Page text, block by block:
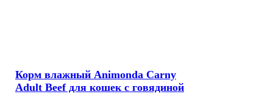
Корм влажный Animonda Carny
Adult Beef для кошек с говядиной